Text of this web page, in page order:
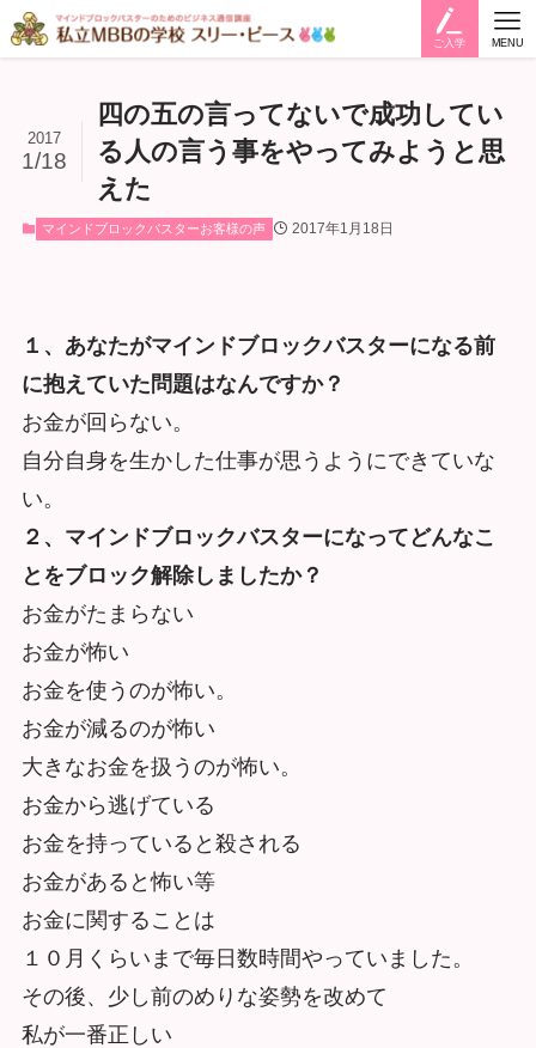
ご入学 MENU
四の五の言ってないで成功してい
る人の言う事をやってみようと思
えた
2017
1/18
マインドブロックバスターお客様の声 2017年1月18日
１、 あなたがマインドブロックバスターになる前
に抱えていた問題はなんですか？
お金が回らない。
自分自身を生かした仕事が思うようにできていな
い。
２、 マインドブロックバスターになってどんなこ
とをブロック解除しま したか？
お金がたまらない
お金が怖い
お金を使うのが怖い。
お金が減るのが怖い
大きなお金を扱うのが怖い。
お金から逃げている
お金を持っていると殺される
お金があると怖い等
お金に関することは
１０月くらいまで毎日数時間やっていました。
その後、少し前のめりな姿勢を改めて
私が一番正しい